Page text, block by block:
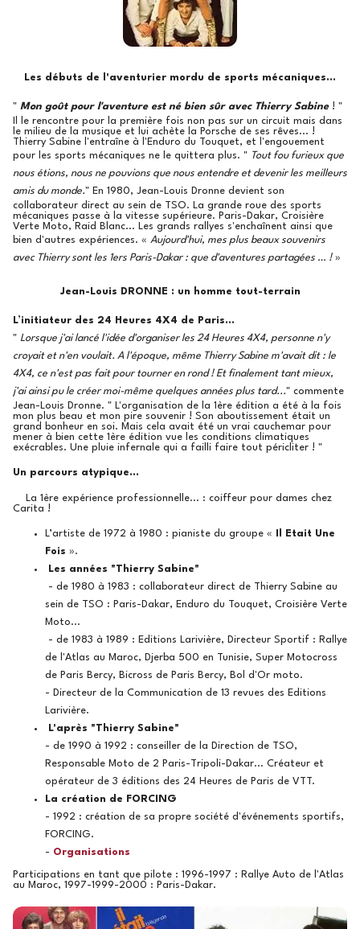
Les débuts de l'aventurier mordu de sports mécaniques...
" Mon goût pour l'aventure est né bien sûr avec Thierry Sabine ! "
Il le rencontre pour la première fois non pas sur un circuit mais dans
le milieu de la musique et lui achète la Porsche de ses rêves... !
Thierry Sabine l'entraîne à l'Enduro du Touquet, et l'engouement
pour les sports mécaniques ne le quittera plus. " Tout fou furieux que
nous étions, nous ne pouvions que nous entendre et devenir les meilleurs
amis du monde." En 1980, Jean-Louis Dronne devient son
collaborateur direct au sein de TSO. La grande roue des sports
mécaniques passe à la vitesse supérieure. Paris-Dakar, Croisière
Verte Moto, Raid Blanc... Les grands rallyes s'enchaînent ainsi que
bien d'autres expériences. « Aujourd'hui, mes plus beaux souvenirs
avec Thierry sont les 1ers Paris-Dakar : que d'aventures partagées … !»
Jean-Louis DRONNE : un homme tout-terrain
L’initiateur des 24 Heures 4X4 de Paris...
" Lorsque j'ai lancé l'idée d'organiser les 24 Heures 4X4, personne n'y
croyait et n'en voulait. A l'époque, même Thierry Sabine m'avait dit : le
4X4, ce n'est pas fait pour tourner en rond ! Et finalement tant mieux,
j'ai ainsi pu le créer moi-même quelques années plus tard..." commente
Jean-Louis Dronne. " L'organisation de la 1ère édition a été à la fois
mon plus beau et mon pire souvenir ! Son aboutissement était un
grand bonheur en soi. Mais cela avait été un vrai cauchemar pour
mener à bien cette 1ère édition vue les conditions climatiques
exécrables. Une pluie infernale qui a failli faire tout péricliter ! "
Un parcours atypique…
La 1ère expérience professionnelle... : coiffeur pour dames chez
Carita !
L’artiste de 1972 à 1980 : pianiste du groupe «
Il Etait Une
Fois ».
Les années "Thierry Sabine"
- de 1980 à 1983 : collaborateur direct de Thierry Sabine au
sein de TSO : Paris-Dakar, Enduro du Touquet, Croisière Verte
Moto...
- de 1983 à 1989 : Editions Larivière, Directeur Sportif : Rallye
de l'Atlas au Maroc, Djerba 500 en Tunisie, Super Motocross
de Paris Bercy, Bicross de Paris Bercy, Bol d'Or moto.
- Directeur de la Communication de 13 revues des Editions
Larivière.
L'après "Thierry Sabine"
- de 1990 à 1992 : conseiller de la Direction de TSO,
Responsable Moto de 2 Paris-Tripoli-Dakar... Créateur et
opérateur de 3 éditions des 24 Heures de Paris de VTT.
La création de FORCING
- 1992 : création de sa propre société d'événements sportifs,
FORCING.
- Organisations
Participations en tant que pilote : 1996-1997 : Rallye Auto de l'Atlas
au Maroc, 1997-1999-2000 : Paris-Dakar.